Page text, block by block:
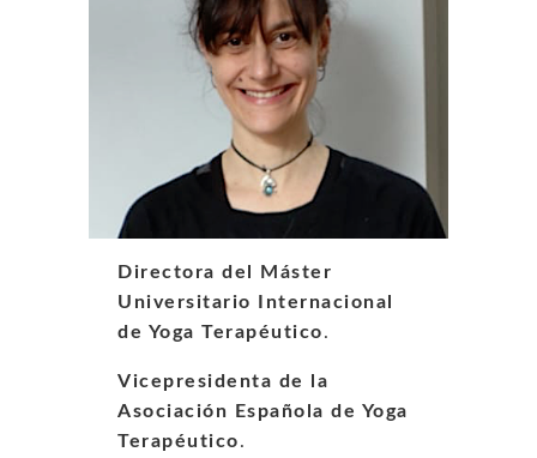
Directora del Máster
Universitario Internacional
de Yoga Terapéutico.
Vicepresidenta de la
Asociación Española de Yoga
Terapéutico.